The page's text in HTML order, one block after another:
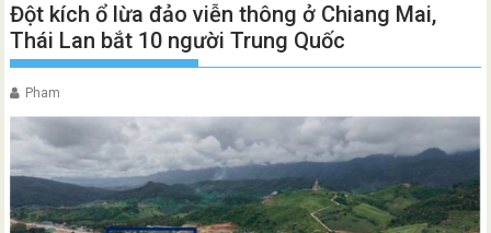
Đột kích ổ lừa đảo viễn thông ở Chiang Mai,
Thái Lan bắt 10 người Trung Quốc
Pham